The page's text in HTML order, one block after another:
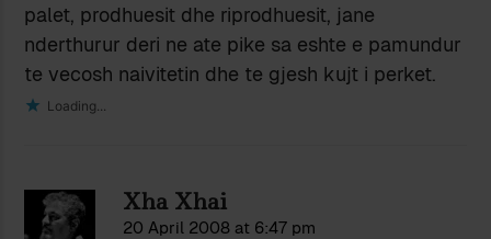
palet, prodhuesit dhe riprodhuesit, jane
nderthurur deri ne ate pike sa eshte e pamundur
te vecosh naivitetin dhe te gjesh kujt i perket.
Loading...
Xha Xhai
20 April 2008 at 6:47 pm